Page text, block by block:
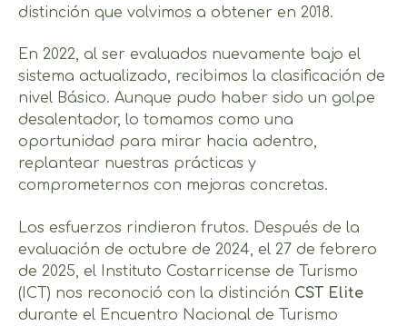
distinción que volvimos a obtener en 2018.
En 2022, al ser evaluados nuevamente bajo el
sistema actualizado, recibimos la clasificación de
nivel Básico. Aunque pudo haber sido un golpe
desalentador, lo tomamos como una
oportunidad para mirar hacia adentro,
replantear nuestras prácticas y
comprometernos con mejoras concretas.
Los esfuerzos rindieron frutos. Después de la
evaluación de octubre de 2024, el 27 de febrero
de 2025, el Instituto Costarricense de Turismo
(ICT) nos reconoció con la distinción CST Elite
durante el Encuentro Nacional de Turismo